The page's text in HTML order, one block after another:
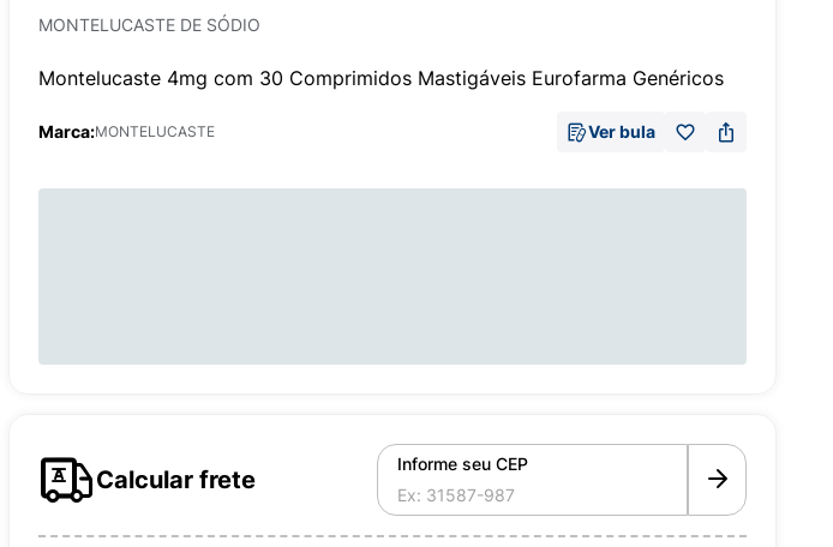
MONTELUCASTE DE SÓDIO
Montelucaste 4mg com 30 Comprimidos Mastigáveis Eurofarma Genéricos
Marca:MONTELUCASTE Ver bula
Calcular frete
Informe seu CEP